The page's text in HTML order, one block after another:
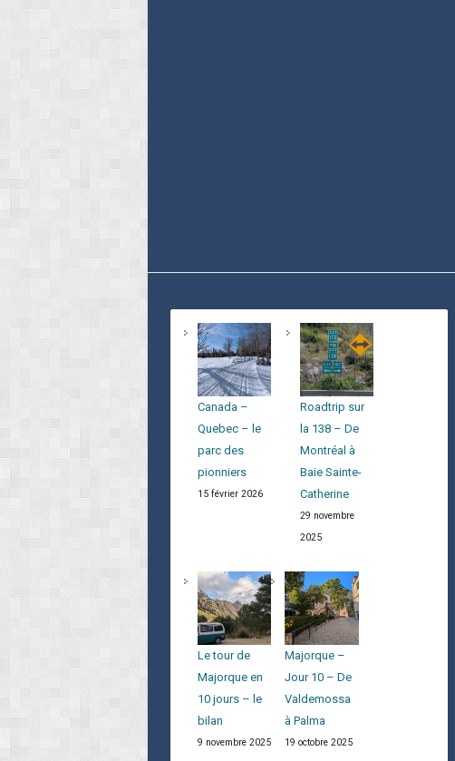
Canada –
Quebec – le
parc des
pionniers
15 février 2026
Roadtrip sur
la 138 – De
Montréal à
Baie Sainte-
Catherine
29 novembre
2025
Le tour de
Majorque en
10 jours – le
bilan
9 novembre 2025
Majorque –
Jour 10 – De
Valdemossa
à Palma
19 octobre 2025